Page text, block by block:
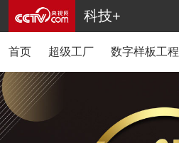
科技+
首页 超级工厂 数字样板工程